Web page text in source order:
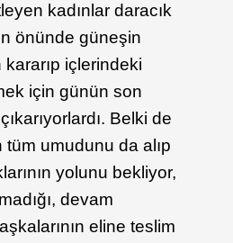
kadınlar daracık
önünde güneşin
kararıp içlerindeki
için günün son
Belki de
umudunu da alıp
yolunu bekliyor,
devam
eline teslim